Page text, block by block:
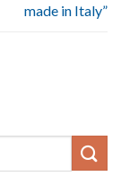
made in Italy”